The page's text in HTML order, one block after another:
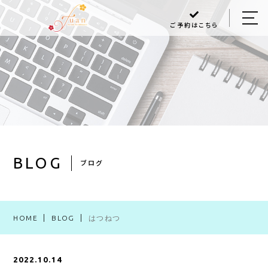
ご予約はこちら
BLOG ブログ
HOME BLOG はつねつ
2022.10.14
HOME
ABOUT US
MENU
Q＆A